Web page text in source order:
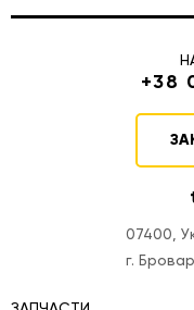
+38
07400,
г.